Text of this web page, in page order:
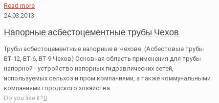
Read more
24.03.2013
Напорные асбестоцементные трубы Чехов
Трубы асбестоцементные напорные в Чехове. (Асбестовые трубы
ВТ-12, ВТ-6, ВТ-9 Чехов) Основная область применения для трубы
напорной - устройство напорных гидравлических сетей,
используемых сельхоз и пром компаниями, а также коммунальными
компаниями городского хозяйства.
Do you like it?0